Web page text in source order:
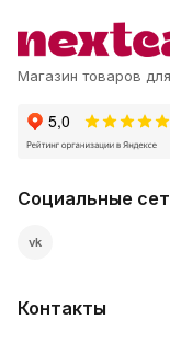
Магазин товаров
Социальные
vk
Контакты